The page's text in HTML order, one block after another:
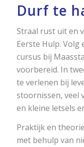
Durf te
Straal rust uit en
Eerste Hulp. Volg
cursus bij
voorbereid. In
te verlenen bij
stoornissen, veel
en kleine letsels
Praktijk en
met behulp van